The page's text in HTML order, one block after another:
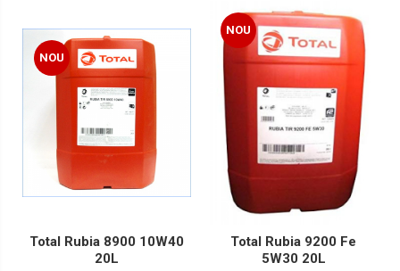
NOU
Total Rubia 8900 10W40
20L
NOU
Total Rubia 9200 Fe
5W30 20L